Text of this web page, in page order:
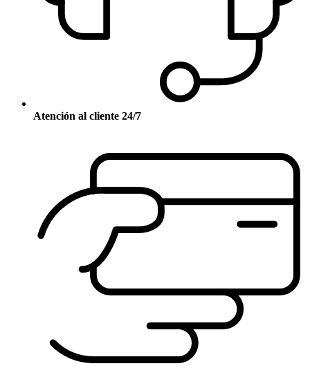
Atención al cliente 24/7